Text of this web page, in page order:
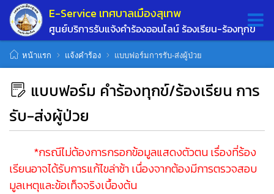
E-Service เทศบาลเมืองสุเทพ
ศูนย์บริการรับแจ้งคำร้องออนไลน์ ร้องเรียน-ร้องทุกข์
หน้าแรก แจ้งคำร้อง แบบฟอร์มการรับ-ส่งผู้ป่วย
แบบฟอร์ม คำร้องทุกข์/ร้องเรียน การ
รับ-ส่งผู้ป่วย
*กรณีไม่ต้องการกรอกข้อมูลแสดงตัวตน เรื่องที่ร้อง
เรียนอาจได้รับการแก้ไขล่าช้า เนื่องจากต้องมีการตรวจสอบ
มูลเหตุและข้อเท็จจริงเบื้องต้น